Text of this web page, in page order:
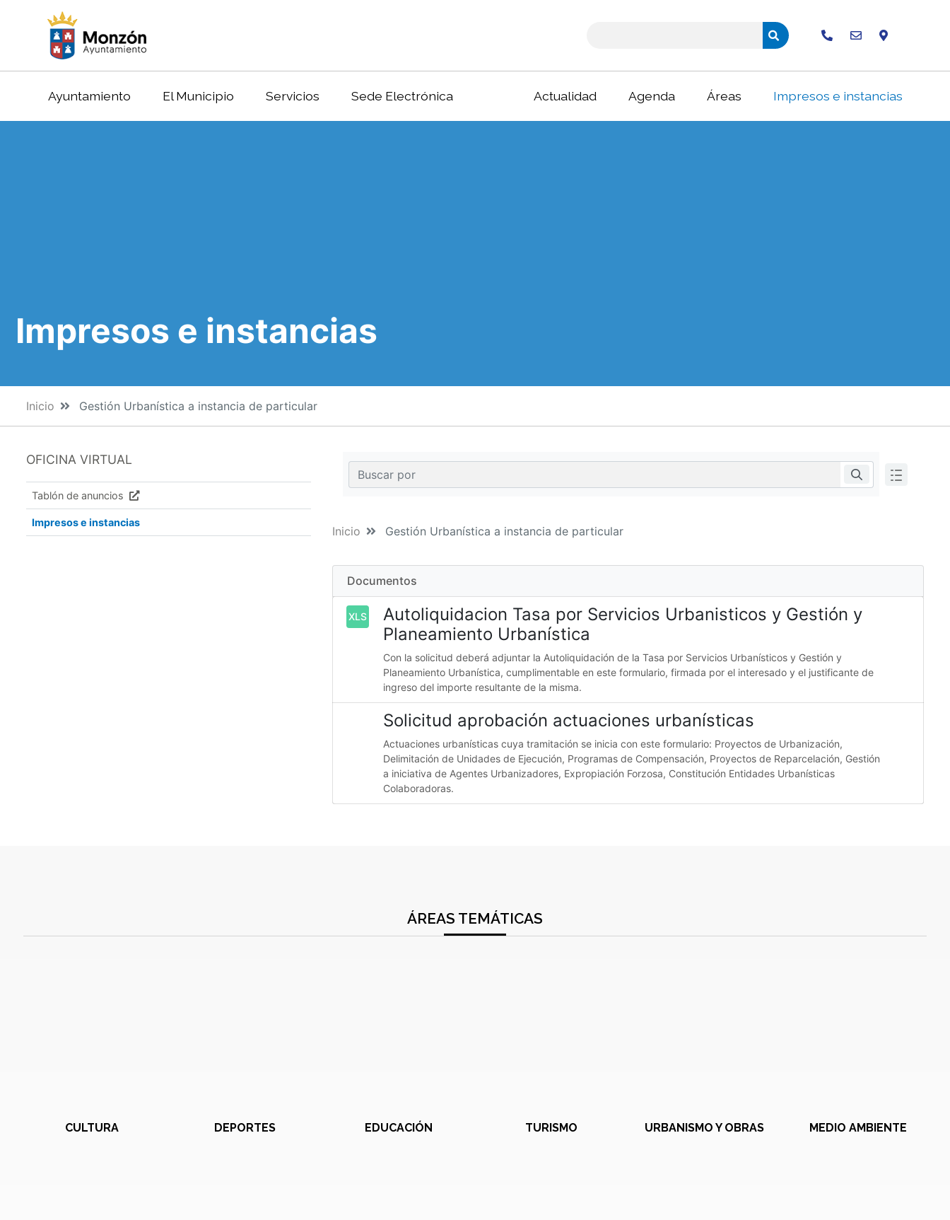
Ayuntamiento El Municipio Servicios Sede Electrónica Actualidad Agenda Áreas Impresos e instancias
Impresos e instancias
Inicio Gestión Urbanística a instancia de particular
OFICINA VIRTUAL
Tablón de anuncios
Impresos e instancias
Inicio Gestión Urbanística a instancia de particular
Documentos
XLS
Autoliquidacion Tasa por Servicios Urbanisticos y Gestión y
Planeamiento Urbanística
Con la solicitud deberá adjuntar la Autoliquidación de la Tasa por Servicios Urbanísticos y Gestión y
Planeamiento Urbanística, cumplimentable en este formulario, firmada por el interesado y el justificante de
ingreso del importe resultante de la misma.
Solicitud aprobación actuaciones urbanísticas
Actuaciones urbanísticas cuya tramitación se inicia con este formulario: Proyectos de Urbanización,
Delimitación de Unidades de Ejecución, Programas de Compensación, Proyectos de Reparcelación, Gestión
a iniciativa de Agentes Urbanizadores, Expropiación Forzosa, Constitución Entidades Urbanísticas
Colaboradoras.
ÁREAS TEMÁTICAS
CULTURA DEPORTES EDUCACIÓN TURISMO URBANISMO Y OBRAS MEDIO AMBIENTE